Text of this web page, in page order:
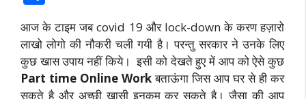
s
A
p
er b
o
o
e
st
e
dI
n
l bl
r
gr
a
m
gl
e
Tr
h
ar
e
आज के टाइम जब covid 19 और lock-down के करण हज़ारो
लाखो लोगो की नौकरी चली गयी है। परन्तु सरकार ने उनके लिए
कुछ खास उपाय नहीं किये। इसी को देखते हुए में आप को ऐसे कुछ
Part time Online Workबताऊंगा जिस आप घर से ही कर
सकते है और अच्छी खासी इनकम कर सकते है। जैसा की आप